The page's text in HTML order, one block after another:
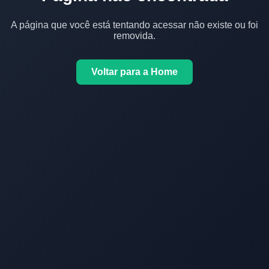
A página que você está tentando acessar não existe ou foi
removida.
Voltar para a Home